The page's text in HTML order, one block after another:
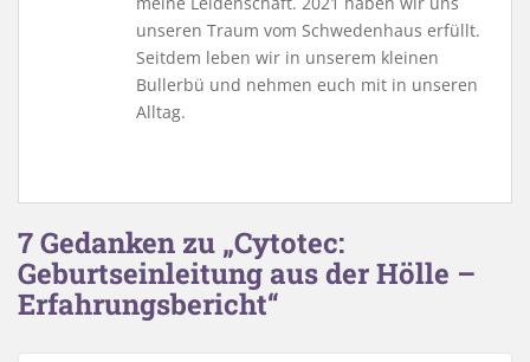
unseren Traum vom Schwedenhaus erfüllt.
Seitdem leben wir in unserem kleinen
Bullerbü und nehmen euch mit in unseren
Alltag.
7 Gedanken zu „Cytotec:
Geburtseinleitung aus der Hölle –
Erfahrungsbericht“